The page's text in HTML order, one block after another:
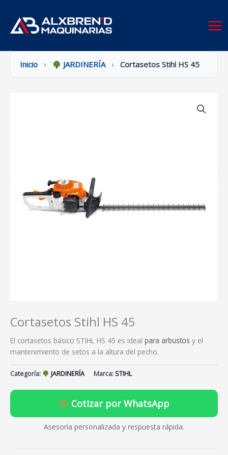
contenido
Inicio › JARDINERÍA › Cortasetos Stihl HS 45
Cortasetos Stihl HS 45
El cortasetos básico STIHL HS 45 es ideal para arbustos y el
mantenimiento de setos a la altura del pecho.
Categoría: JARDINERÍA Marca:STIHL
Cotizar por WhatsApp
Asesoría personalizada y respuesta rápida.